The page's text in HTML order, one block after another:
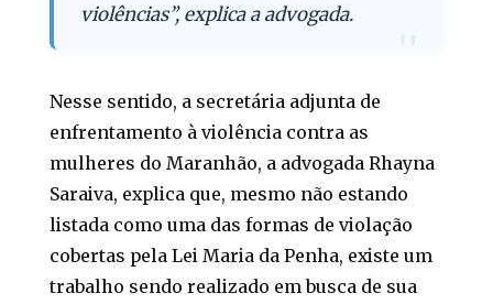
violências”, explica a advogada.
Nesse sentido, a secretária adjunta de
enfrentamento à violência contra as
mulheres do Maranhão, a advogada Rhayna
Saraiva, explica que, mesmo não estando
listada como uma das formas de violação
cobertas pela Lei Maria da Penha, existe um
trabalho sendo realizado em busca de sua